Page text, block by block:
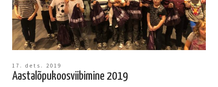
17. dets. 2019
Aastalõpukoosviibimine 2019